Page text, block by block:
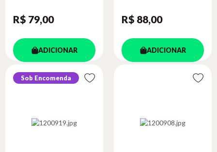
R$ 79,00
ADICIONAR
R$ 88,00
ADICIONAR
Sob Encomenda